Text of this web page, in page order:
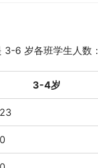
6 岁各班学生人数：
3-4岁
23
0